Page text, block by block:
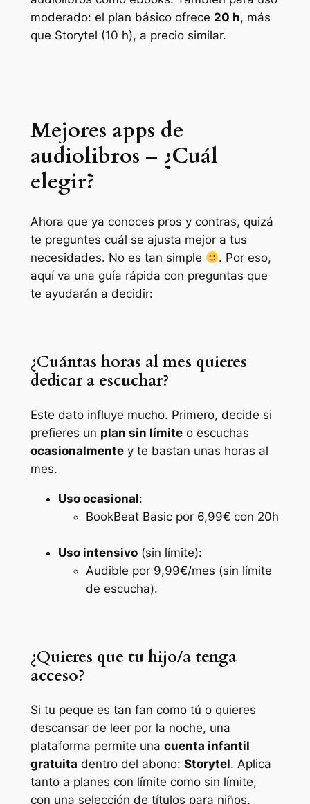
moderado: el plan básico ofrece 20 h, más
que Storytel (10 h), a precio similar.
Mejores apps de
audiolibros – ¿Cuál
elegir?
Ahora que ya conoces pros y contras, quizá
te preguntes cuál se ajusta mejor a tus
necesidades. No es tan simple
. Por eso,
aquí va una guía rápida con preguntas que
te ayudarán a decidir:
¿Cuántas horas al mes quieres
dedicar a escuchar?
Este dato influye mucho. Primero, decide si
prefieres un plan sin límiteo escuchas
ocasionalmentey te bastan unas horas al
mes.
Uso ocasional:
BookBeat Basic por 6,99€ con 20h
Uso intensivo(sin límite):
Audible por 9,99€/mes (sin límite
de escucha).
¿Quieres que tu hijo/a tenga
acceso?
Si tu peque es tan fan como tú o quieres
descansar de leer por la noche, una
plataforma permite una cuenta infantil
gratuita dentro del abono: Storytel. Aplica
tanto a planes con límite como sin límite,
con una selección de títulos para niños.